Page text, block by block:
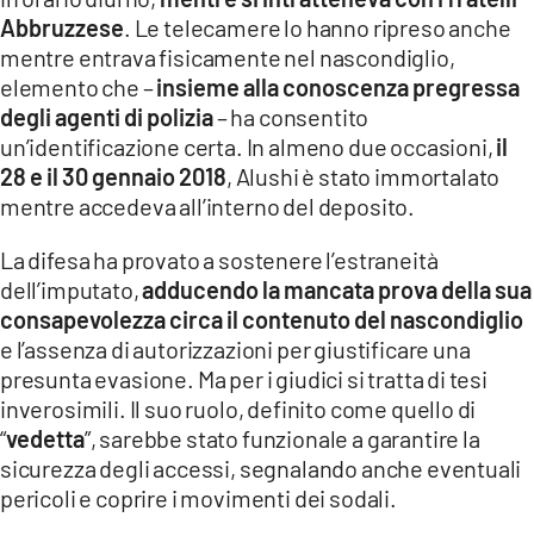
Abbruzzese. Le telecamere lo hanno ripreso anche
mentre entrava fisicamente nel nascondiglio,
elemento che –insieme alla conoscenza pregressa
degli agenti di polizia– ha consentito
un’identificazione certa. In almeno due occasioni,il
28 e il 30 gennaio 2018, Alushi è stato immortalato
mentre accedeva all’interno del deposito.
La difesa ha provato a sostenere l’estraneità
dell’imputato,adducendo la mancata prova della sua
consapevolezza circa il contenuto del nascondiglio
e l’assenza di autorizzazioni per giustificare una
presunta evasione. Ma per i giudici si tratta di tesi
inverosimili. Il suo ruolo, definito come quello di
“vedetta”, sarebbe stato funzionale a garantire la
sicurezza degli accessi, segnalando anche eventuali
pericoli e coprire i movimenti dei sodali.